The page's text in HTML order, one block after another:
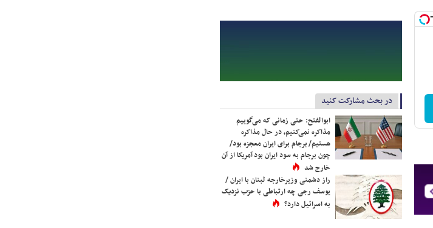
در بحث مشارکت کنید
ابوالفتح: حتی زمانی که می‌گوییم
مذاکره نمی‌کنیم، در حال مذاکره
هستیم/ برجام برای ایران معجزه بود/
چون برجام به سود ایران بود آمریکا از آن
خارج شد
راز دشمنی وزیرخارجه لبنان با ایران /
یوسف رجی چه ارتباطی با حزب نزدیک
به اسرائیل دارد؟